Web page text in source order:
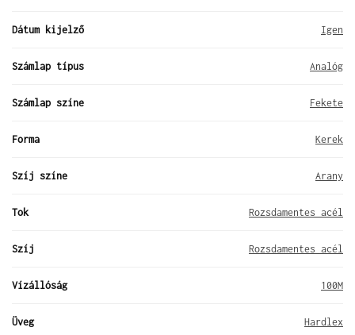
Dátum kijelző Igen
Számlap típus Analóg
Számlap színe Fekete
Forma Kerek
Szíj színe Arany
Tok Rozsdamentes acél
Szíj Rozsdamentes acél
Vízállóság 100M
Üveg Hardlex